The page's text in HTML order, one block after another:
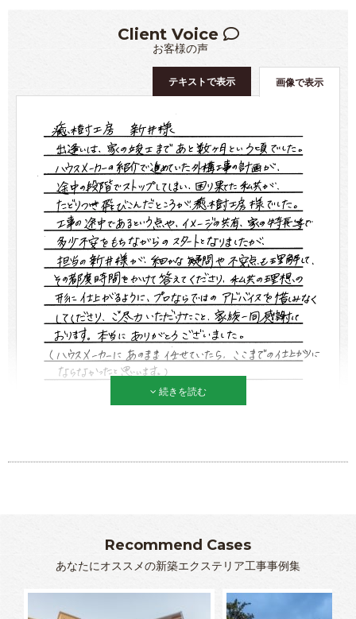
Client Voice
お客様の声
画像で表示
テキストで表示
続きを読む
Recommend Cases
あなたにオススメの新築エクステリア工事事例集